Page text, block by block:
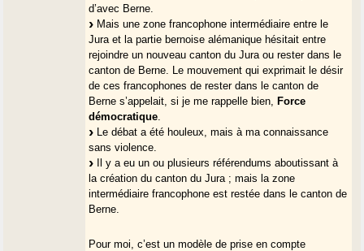
d’avec Berne.
Mais une zone francophone intermédiaire entre le
Jura et la partie bernoise alémanique hésitait entre
rejoindre un nouveau canton du Jura ou rester dans le
canton de Berne. Le mouvement qui exprimait le désir
de ces francophones de rester dans le canton de
Berne s’appelait, si je me rappelle bien,
Force
démocratique
Le débat a été houleux, mais à ma connaissance
sans violence.
Il y a eu un ou plusieurs référendums aboutissant à
la création du canton du Jura ; mais la zone
intermédiaire francophone est restée dans le canton de
Berne.
Pour moi, c’est un modèle de prise en compte